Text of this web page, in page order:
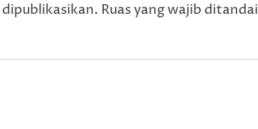
Ruas yang wajib ditandai